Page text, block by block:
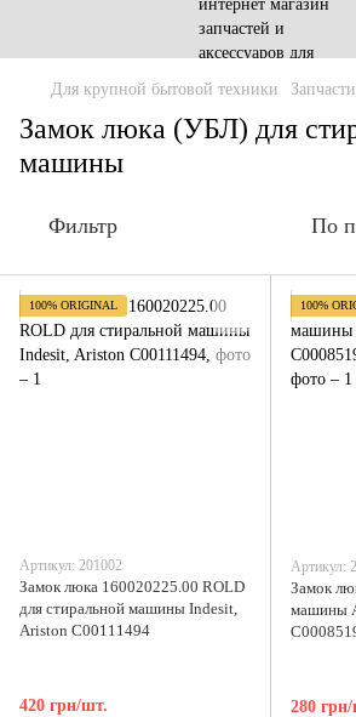
Для крупной бытовой техники
Замок люка (УБЛ) для
машины
Фильтр По
100% ORIGINAL
Артикул: 201002
Замок люка 160020225.00 ROLD
для стиральной машины Indesit,
Ariston C00111494
420 грн/шт.
100%
Артикул:
Замок
машины
280